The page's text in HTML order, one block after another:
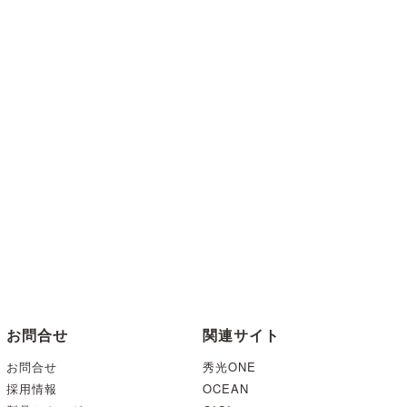
お問合せ
お問合せ
採用情報
関連サイト
秀光ONE
OCEAN